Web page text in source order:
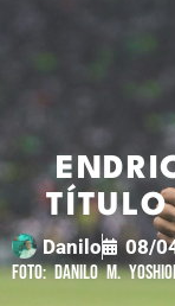
Danilo 08/
Foto: Danilo M.